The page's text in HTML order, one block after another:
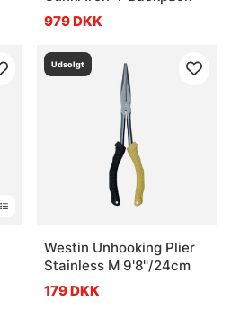
979 DKK
Udsolgt
Westin Unhooking Plier
Stainless M 9'8''/24cm
179 DKK